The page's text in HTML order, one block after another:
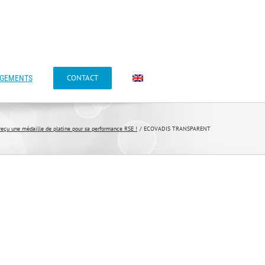
CONTACT
une médaille de platine pour sa performance RSE ! ECOVADIS TRANSPARENT